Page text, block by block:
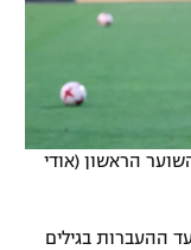
הראשון (אודי
ההעברות בגילים